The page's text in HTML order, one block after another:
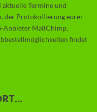
aktuelle Termine und
der Protokollierung eurer
Anbieter MailChimp,
findet